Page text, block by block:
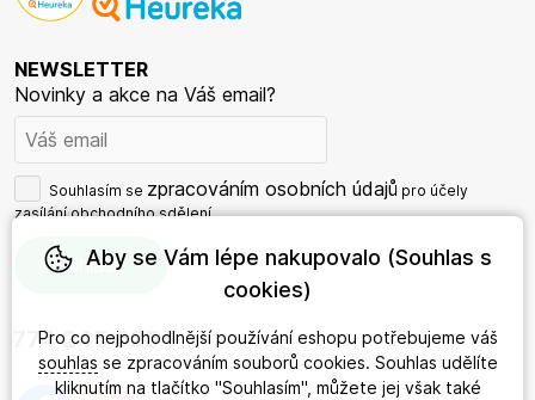
NEWSLETTER
Novinky a akce na Váš email?
Souhlasím se zpracováním osobních údajů pro účely
zasílání obchodního sdělení.
774 245 625
Aby se Vám lépe nakupovalo (Souhlas s
cookies)
Pro co nejpohodlnější používání eshopu potřebujeme váš
souhlas se zpracováním souborů cookies. Souhlas udělíte
kliknutím na tlačítko "Souhlasím", můžete jej však také